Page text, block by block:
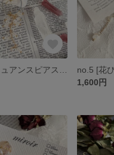
1,600円